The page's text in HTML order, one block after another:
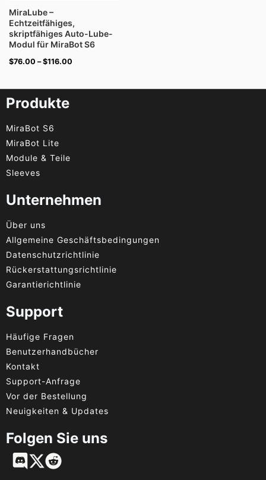
MiraLube –
Echtzeitfähiges,
skriptfähiges Auto-Lube-
Modul für MiraBot S6
$76.00 –$116.00
Produkte
MiraBot S6
MiraBot Lite
Module & Teile
Sleeves
Unternehmen
Über uns
Allgemeine Geschäftsbedingungen
Datenschutzrichtlinie
Rückerstattungsrichtlinie
Garantierichtlinie
Support
Häufige Fragen
Benutzerhandbücher
Kontakt
Support-Anfrage
Vor der Bestellung
Neuigkeiten & Updates
Folgen Sie uns
English